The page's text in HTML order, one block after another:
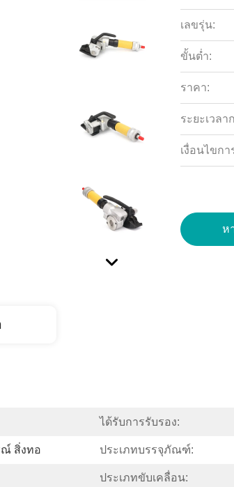
เลขรุ่น:
ขั้นต่ำ:
ราคา:
ระยะเวลา
เงื่อนไขกา
ห
ได้รับการรับรอง:
ณ์ สิ่งทอ ประเภทบรรจุภัณฑ์:
ประเภทขับเคลื่อน: